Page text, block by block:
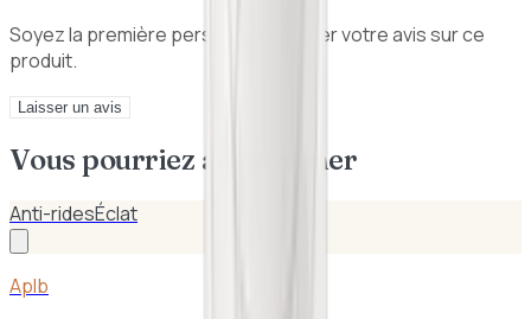
Soyez la première personne à donner votre avis sur ce
produit.
Laisser un avis
Vous pourriez aussi aimer
Anti-ridesÉclat
Aplb